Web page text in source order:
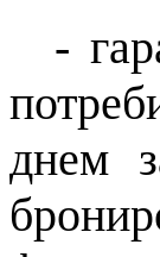
-
днем